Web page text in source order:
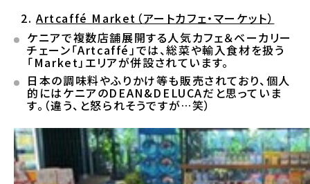
Artcaffé Market （アートカフェ・マーケット）
ケニアで複数店舗展開する人気カフェ＆ベーカリー
チェーン「Artcaffé」では、総菜や輸入食材を扱う
「Market」エリアが併設されています。
日本の調味料やふりかけ等も販売されており、個人
的にはケニアのDEAN&DELUCAだと思っていま
す。（違う、と怒られそうですが…笑）